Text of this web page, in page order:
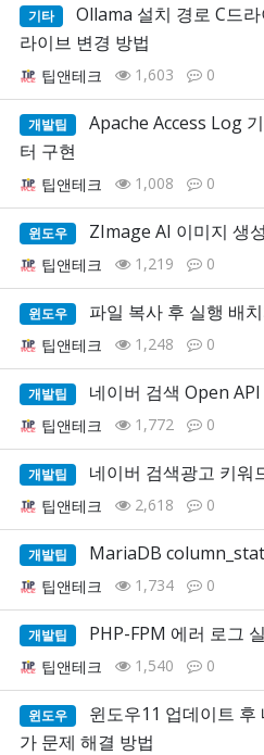
기타
Ollama 설치 경로 C드
라이브 변경 방법
팁앤테크 1,603 0
개발팁
Apache Access Log
터 구현
팁앤테크 1,008 0
윈도우 ZImage AI 이미지 생
팁앤테크 1,219 0
윈도우 파일 복사 후 실행 배
팁앤테크 1,248 0
개발팁 네이버 검색 Open API
팁앤테크 1,772 0
개발팁 네이버 검색광고 키워
팁앤테크 2,618 0
개발팁 MariaDB
팁앤테크 1,734 0
개발팁 PHP-FPM 에러 로그
팁앤테크 1,540 0
윈도우
윈도우11 업데이트 후
가 문제 해결 방법